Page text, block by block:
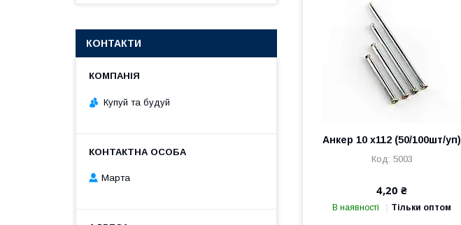
Анкер 10 х112 (50/100шт/уп)
5003
4,20 ₴
В наявності Тільки оптом
КОНТАКТИ
Купуй та будуй
Марта